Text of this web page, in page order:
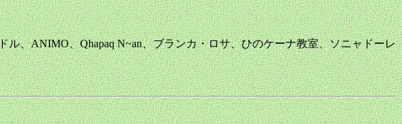
、ANIMO、Qhapaq N~an、ブランカ・ロサ、ひのケーナ教室、ソニャドーレ